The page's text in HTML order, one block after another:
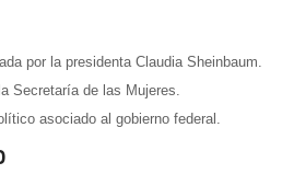
por la presidenta Claudia Sheinbaum.
Secretaría de las Mujeres.
asociado al gobierno federal.